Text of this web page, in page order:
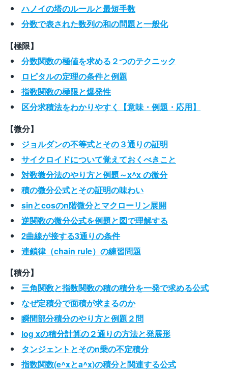
ハノイの塔のルールと最短手数
分数で表された数列の和の問題と一般化
【極限】
分数関数の極値を求める２つのテクニック
ロピタルの定理の条件と例題
指数関数の極限と爆発性
区分求積法をわかりやすく【意味・例題・応用】
【微分】
ジョルダンの不等式とその３通りの証明
サイクロイドについて覚えておくべきこと
対数微分法のやり方と例題～x^x の微分
積の微分公式とその証明の味わい
sinとcosのn階微分とマクローリン展開
逆関数の微分公式を例題と図で理解する
2曲線が接する3通りの条件
連鎖律（chain rule）の練習問題
【積分】
三角関数と指数関数の積の積分を一発で求める公式
なぜ定積分で面積が求まるのか
瞬間部分積分のやり方と例題２問
log xの積分計算の２通りの方法と発展形
タンジェントとそのn乗の不定積分
指数関数(e^xとa^x)の積分と関連する公式